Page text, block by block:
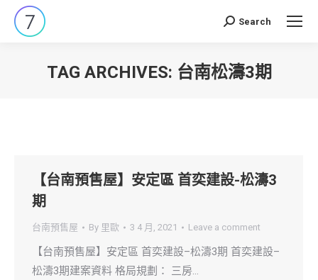
Search:
Search
TAG ARCHIVES: 台南松濤3期
【台南預售屋】安定區 首奕建設-松濤3
期
台南預售屋 By 里歐 3 4 月, 2021 Leave a comment
【台南預售屋】安定區 首奕建設–松濤3期 首奕建設–
松濤3期建案資料 格局規劃： 三房…